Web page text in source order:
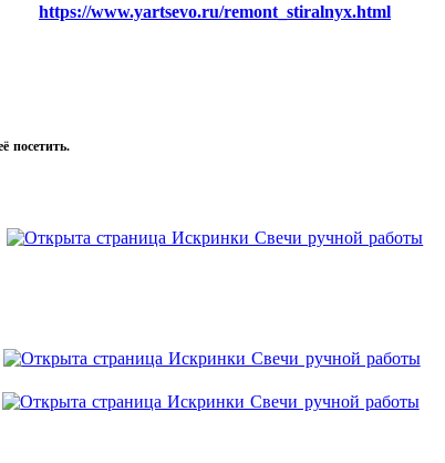
https://www.yartsevo.ru/remont_stiralnyx.html
посетить.